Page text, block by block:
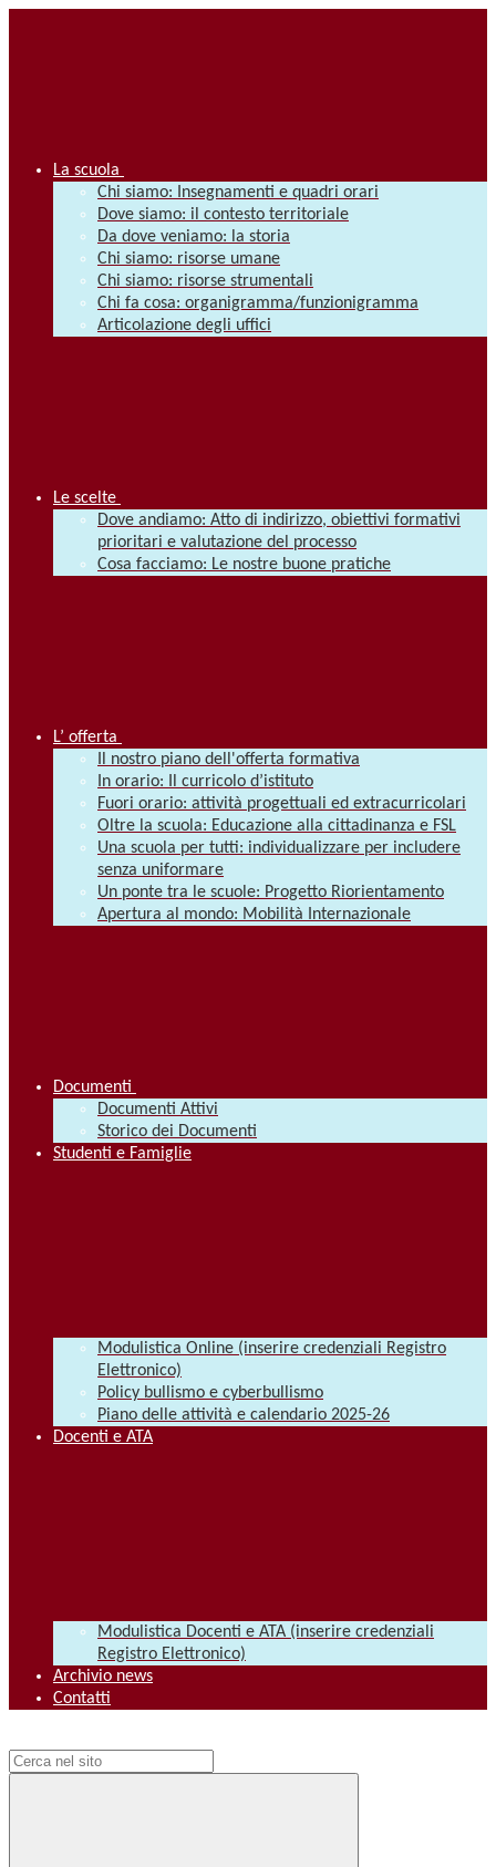
La scuola
Chi siamo: Insegnamenti e quadri orari
Dove siamo: il contesto territoriale
Da dove veniamo: la storia
Chi siamo: risorse umane
Chi siamo: risorse strumentali
Chi fa cosa: organigramma/funzionigramma
Articolazione degli uffici
Le scelte
Dove andiamo: Atto di indirizzo, obiettivi formativi
prioritari e valutazione del processo
Cosa facciamo: Le nostre buone pratiche
L’ offerta
Il nostro piano dell'offerta formativa
In orario: Il curricolo d’istituto
Fuori orario: attività progettuali ed extracurricolari
Oltre la scuola: Educazione alla cittadinanza e FSL
Una scuola per tutti: individualizzare per includere
senza uniformare
Un ponte tra le scuole: Progetto Riorientamento
Apertura al mondo: Mobilità Internazionale
Documenti
Documenti Attivi
Storico dei Documenti
Studenti e Famiglie
Modulistica Online (inserire credenziali Registro
Elettronico)
Policy bullismo e cyberbullismo
Piano delle attività e calendario 2025-26
Docenti e ATA
Modulistica Docenti e ATA (inserire credenziali
Registro Elettronico)
Archivio news
Contatti